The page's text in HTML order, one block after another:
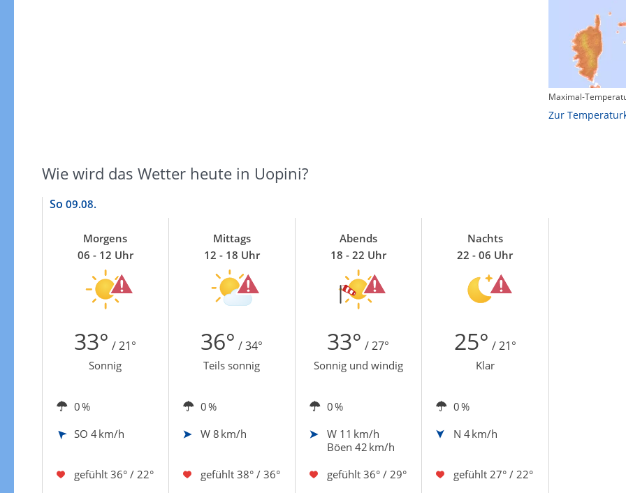
Wie wird das Wetter heute in Uopini?
So 09.08.
Morgens
06 - 12 Uhr
Mittags
12 - 18 Uhr
Abends
18 - 22 Uhr
Nachts
22 - 06 Uhr
33° / 21° 36° / 34° 33° / 27° 25° / 21°
Sonnig Teils sonnig Sonnig und windig Klar
0 % 0 % 0 %
0 %
SO 4 km/h W 8 km/h W 11 km/h
Böen 42 km/h
N 4 km/h
gefühlt 36° / 22° gefühlt 38° / 36° gefühlt 36° / 29° gefühlt 27° / 22°
Maximal-
Zur